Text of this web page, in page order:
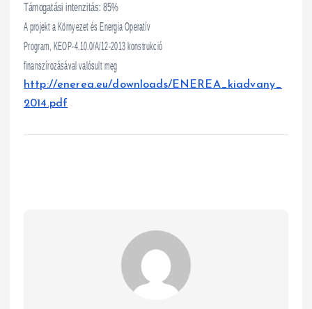
Támogatási intenzitás: 85%
A projekt a Környezet és Energia Operatív
Program, KEOP-4.10.0/A/12-2013 konstrukció
finanszírozásával valósult meg
http://enerea.eu/downloads/ENEREA_kiadvany_
2014.pdf